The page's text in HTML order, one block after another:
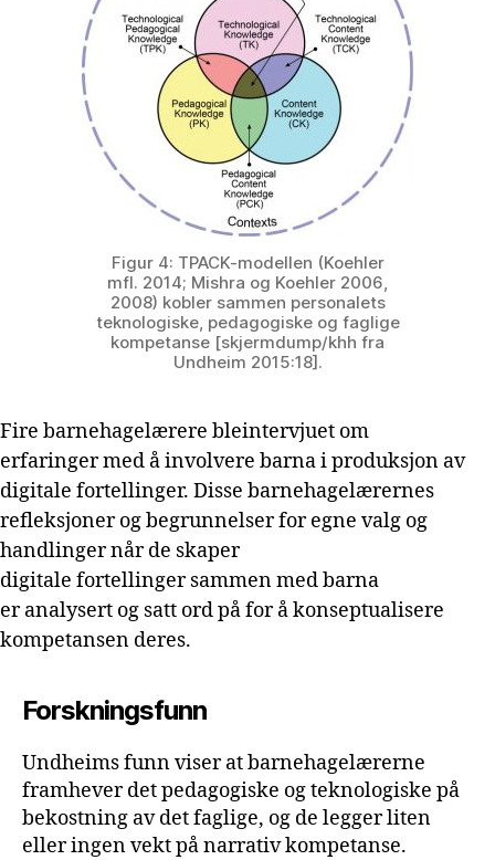
Figur 4: TPACK-modellen (Koehler
mfl. 2014; Mishra og Koehler 2006,
2008) kobler sammen personalets
teknologiske, pedagogiske og faglige
kompetanse [skjermdump/khh fra
Undheim 2015:18].
Fire barnehagelærere bleintervjuet om
erfaringer med å involvere barna i produksjon av
digitale fortellinger. Disse barnehagelærernes
refleksjoner og begrunnelser for egne valg og
handlinger når de skaper
digitale fortellinger sammen med barna
er analysert og satt ord på for å konseptualisere
kompetansen deres.
Forskningsfunn
Undheims funn viser at barnehagelærerne
framhever det pedagogiske og teknologiske på
bekostning av det faglige, og de legger liten
eller ingen vekt på narrativ kompetanse.